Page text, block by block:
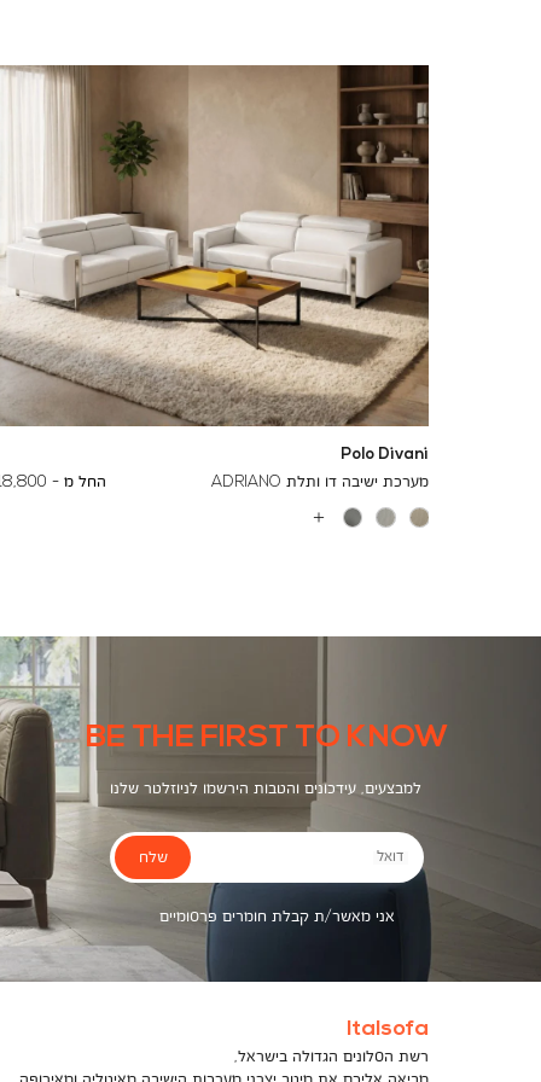
Polo Divani
מערכת ישיבה דו ותלת ADRIANO
החל מ - ₪ To
24,500 ₪
BE THE FIRST TO KNOW
למבצעים, עידכונים והטבות הירשמו לניוזלטר שלנו
דואל
אני מאשר/ת קבלת חומרים פרסומיים
שלח
Italsofa
רשת הסלונים הגדולה בישראל,